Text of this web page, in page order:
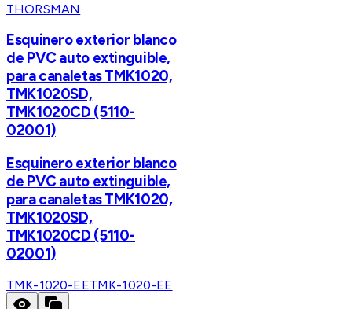
THORSMAN
Esquinero exterior blanco
de PVC auto extinguible,
para canaletas TMK1020,
TMK1020SD,
TMK1020CD (5110-
02001)
Esquinero exterior blanco
de PVC auto extinguible,
para canaletas TMK1020,
TMK1020SD,
TMK1020CD (5110-
02001)
TMK-1020-EETMK-1020-EE